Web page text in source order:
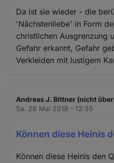
Da ist sie wieder - die
'Nächstenliebe' in Form
christlichen Ausgrenzung
Gefahr erkannt, Gefahr
Verkleiden mit lustigem
Andreas J. Bittner (nicht
Sa. 26 Mai 2018 - 12:35
Können diese Heinis
Können diese Heinis den